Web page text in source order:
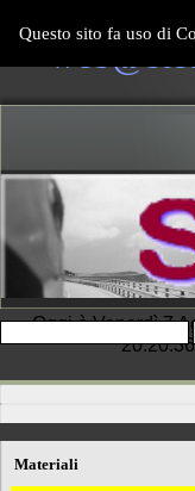
Questo sito fa uso di
Oggi è Venerdì 7
20:20:36
Materiali